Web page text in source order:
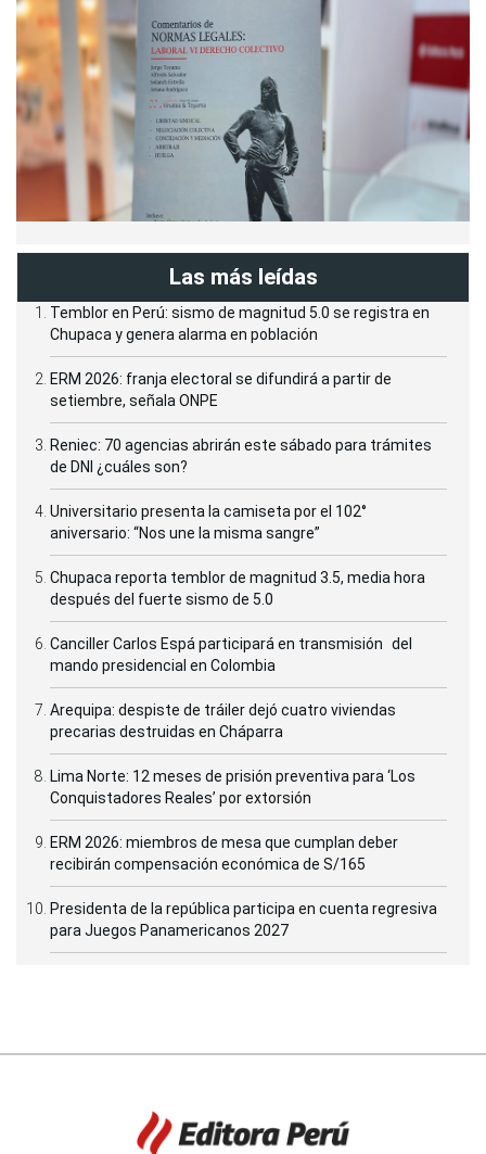
Las más leídas
Temblor en Perú: sismo de magnitud 5.0 se registra en
Chupaca y genera alarma en población
ERM 2026: franja electoral se difundirá a partir de
setiembre, señala ONPE
Reniec: 70 agencias abrirán este sábado para trámites
de DNI ¿cuáles son?
Universitario presenta la camiseta por el 102°
aniversario: “Nos une la misma sangre”
Chupaca reporta temblor de magnitud 3.5, media hora
después del fuerte sismo de 5.0
Canciller Carlos Espá participará en transmisión del
mando presidencial en Colombia
Arequipa: despiste de tráiler dejó cuatro viviendas
precarias destruidas en Cháparra
Lima Norte: 12 meses de prisión preventiva para ‘Los
Conquistadores Reales’ por extorsión
ERM 2026: miembros de mesa que cumplan deber
recibirán compensación económica de S/165
Presidenta de la república participa en cuenta regresiva
para Juegos Panamericanos 2027